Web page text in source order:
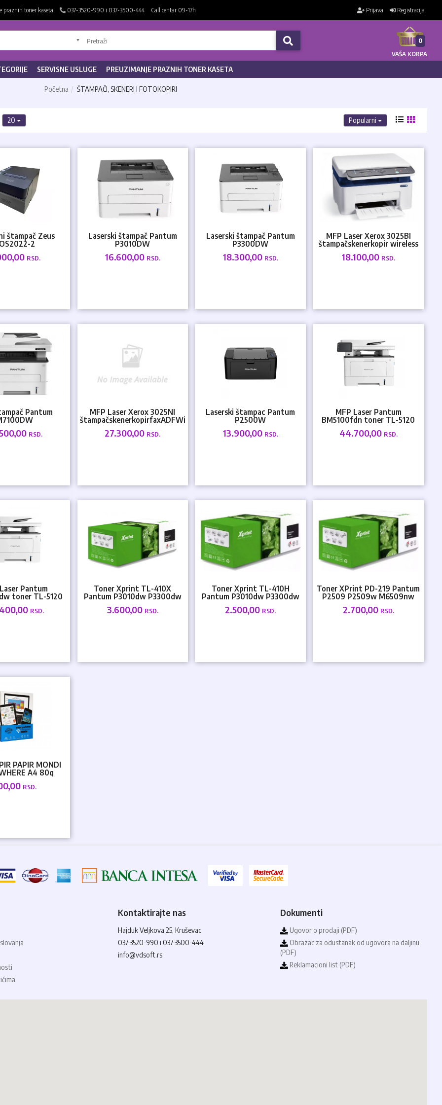
praznih toner kaseta 037-3520-990 i 037-3500-444 Call centar 09-17h Prijava Registracija
VAŠA KORPA
0
SERVISNE USLUGE PREUZIMANJE PRAZNIH TONER KASETA
Početna ŠTAMPAČI, SKENERI I FOTOKOPIRI
20 Popularni
štampač Zeus
2
USB/LAN
RSD.
Laserski štampač Pantum
P3010DW
16.600,00 RSD.
Laserski štampač Pantum
P3300DW
18.300,00 RSD.
MFP Laser Xerox 3025BI
štampačskenerkopir wireless
18.100,00 RSD.
Pantum
2.0...
RSD.
MFP Laser Xerox 3025NI
štampačskenerkopirfaxADFWiFi
27.300,00 RSD.
Laserski štampac Pantum
P2500W
13.900,00 RSD.
MFP Laser Pantum
BM5100fdn toner TL-5120
44.700,00 RSD.
Pantum
toner TL-5120
RSD.
Toner Xprint TL-410X
Pantum P3010dw P3300dw
M7100dw...
3.600,00 RSD.
Toner Xprint TL-410H
Pantum P3010dw P3300dw
M7100dw...
2.500,00 RSD.
Toner XPrint PD-219 Pantum
P2509 P2509w M6509nw
2.700,00 RSD.
PAPIR MONDI
A4 80g
RSD.
Kontaktirajte nas
Hajduk Veljkova 25, Kruševac
037-3520-990 i 037-3500-444
info@vdsoft.rs
Dokumenti
Ugovor o prodaji (PDF)
Obrazac za odustanak od ugovora na daljinu
(PDF)
Reklamacioni list (PDF)